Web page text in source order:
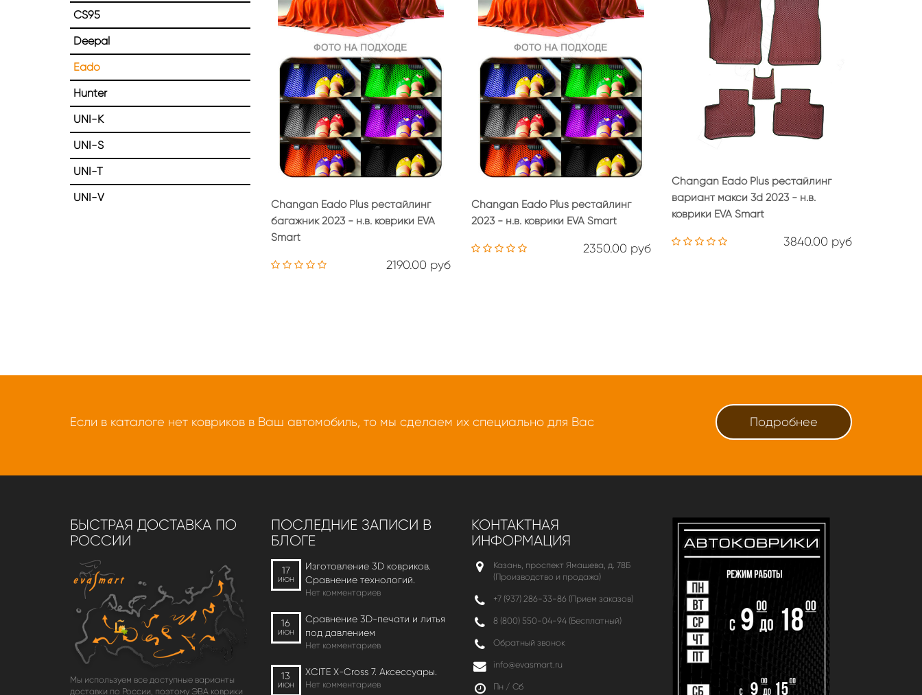
Changan Eado Plus рестайлинг
багажник 2023 - н.в. коврики EVA
Smart
2190.00 руб
Changan Eado Plus рестайлинг
2023 - н.в. коврики EVA Smart
2350.00 руб
Changan Eado Plus рестайлинг
вариант макси 3d 2023 - н.в.
коврики EVA Smart
3840.00 руб
CS95
Deepal
Eado
Hunter
UNI-K
UNI-S
UNI-T
UNI-V
Если в каталоге нет ковриков в Ваш автомобиль, то мы сделаем их специально для Вас Подробнее
БЫСТРАЯ ДОСТАВКА ПО
РОССИИ
Мы используем все доступные варианты
доставки по России, поэтому ЭВА коврики
ПОСЛЕДНИЕ ЗАПИСИ В
БЛОГЕ
17
ИЮН
Изготовление 3D ковриков.
Сравнение технологий.
Нет комментариев
16
ИЮН
Сравнение 3D-печати и литья
под давлением
Нет комментариев
13
ИЮН
XCITE X-Cross 7. Аксессуары.
Нет комментариев
КОНТАКТНАЯ
ИНФОРМАЦИЯ
Казань, проспект Ямашева, д. 78Б
(Производство и продажа)
+7 (937) 286-33-86 (Прием заказов)
8 (800) 550-04-94 (Бесплатный)
Обратный звонок
info@evasmart.ru
Пн / Сб